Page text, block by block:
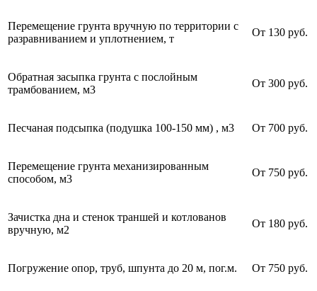
Перемещение грунта вручную по территории с
разравниванием и уплотнением, т
От 130 руб.
Обратная засыпка грунта с послойным
трамбованием, м3
От 300 руб.
Песчаная подсыпка (подушка 100-150 мм) , м3 От 700 руб.
Перемещение грунта механизированным
способом, м3
От 750 руб.
Зачистка дна и стенок траншей и котлованов
вручную, м2
От 180 руб.
Погружение опор, труб, шпунта до 20 м, пог.м. От 750 руб.